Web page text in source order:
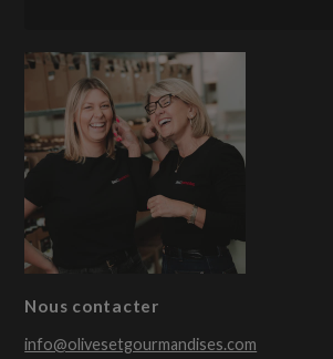
Nous contacter
info@olivesetgourmandises.com